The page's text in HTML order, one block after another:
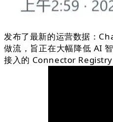
发布了最新的运营数据：
做流，旨正在大幅降低 AI
接入的 Connector Registry